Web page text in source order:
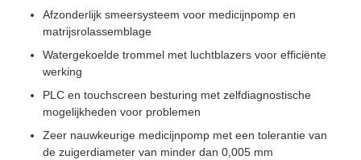
Afzonderlijk smeersysteem voor medicijnpomp en
matrijsrolassemblage
Watergekoelde trommel met luchtblazers voor efficiënte
werking
PLC en touchscreen besturing met zelfdiagnostische
mogelijkheden voor problemen
Zeer nauwkeurige medicijnpomp met een tolerantie van
de zuigerdiameter van minder dan 0,005 mm